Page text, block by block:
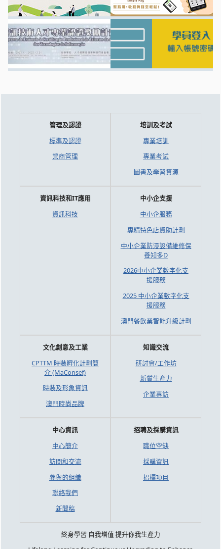
管理及認證
標準及認證
營商管理
培訓及考試
專業培訓
專業考試
圖書及學習資源
資訊科技和IT應用
資訊科技
中小企支援
中小企服務
專精特色店資助計劃
中小企業防浸設備維修保
養知多D
2026中小企業數字化支
援服務
2025 中小企業數字化支
援服務
澳門餐飲業智能升級計劃
文化創意及工業
CPTTM 時裝孵化計劃簡
介 (MaConsef)
時裝及形象資訊
澳門時尚品牌
知識交流
研討會/工作坊
新質生產力
企業專訪
中心資訊
中心簡介
訪問和交流
參與的組織
聯絡我們
新聞稿
招聘及採購資訊
職位空缺
採購資訊
招標項目
終身學習 自我增值 提升你我生產力